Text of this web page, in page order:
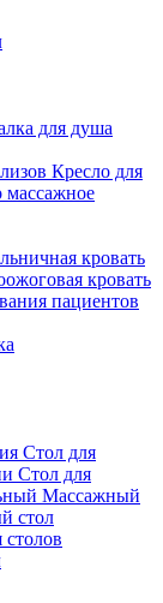
для душа
Кресло для
массажное
кровать
кровать
пациентов
Стол для
Стол для
Массажный
стол